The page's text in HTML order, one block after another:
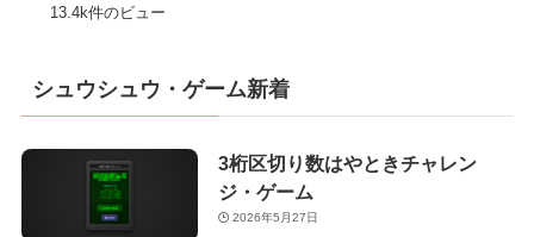
13.4k件のビュー
シュウシュウ・ゲーム新着
3桁区切り数はやときチャレン
ジ・ゲーム
2026年5月27日